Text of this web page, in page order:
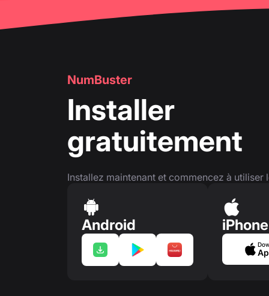
NumBuster
Installer
gratuitement
Installez maintenant et commencez à
Android iPhone